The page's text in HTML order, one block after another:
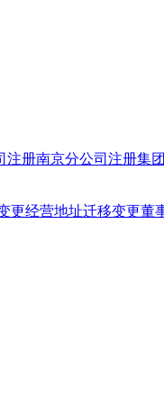
注册南京分公司注册集
更经营地址迁移变更董